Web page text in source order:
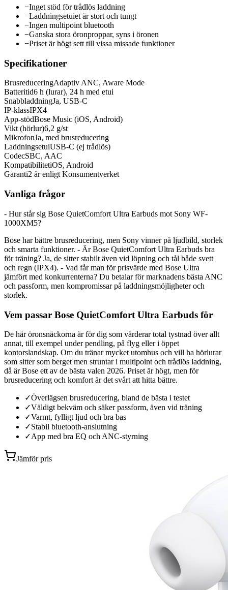
−Inget stöd för trådlös laddning
−Laddningsetuiet är stort och tungt
−Ingen multipoint bluetooth
−Ganska stora öronproppar, syns i öronen
−Priset är högt sett till vissa missade funktioner
Specifikationer
BrusreduceringAdaptiv ANC, Aware Mode
Batteritid6 h (lurar), 24 h med etui
SnabbladdningJa, USB-C
IP-klassIPX4
App-stödBose Music (iOS, Android)
Vikt (hörlur)6,2 g/st
MikrofonJa, med brusreducering
LaddningsetuiUSB-C (ej trådlös)
CodecSBC, AAC
KompatibilitetiOS, Android
Garanti2 år enligt Konsumentverket
Vanliga frågor
- Hur står sig Bose QuietComfort Ultra Earbuds mot Sony WF-
1000XM5?
Bose har bättre brusreducering, men Sony vinner på ljudbild, storlek
och smarta funktioner. - Är Bose QuietComfort Ultra Earbuds bra
för träning? Ja, de sitter stabilt även vid löpning och tål både svett
och regn (IPX4). - Vad får man för prisvärde med Bose Ultra
jämfört med konkurrenterna? Du betalar för marknadens bästa ANC
och passform, men kompromissar på laddningsmöjligheter och
storlek.
Vem passar Bose QuietComfort Ultra Earbuds för
De här öronsnäckorna är för dig som värderar total tystnad över allt
annat, till exempel under pendling, på flyg eller i öppet
kontorslandskap. Om du tränar mycket utomhus och vill ha hörlurar
som sitter som berget men struntar i multipoint och trådlös laddning,
då är Bose ett av de bästa valen 2026. Priset är högt, men för
brusreducering och komfort är det svårt att hitta bättre.
✓Överlägsen brusreducering, bland de bästa i testet
✓Väldigt bekväm och säker passform, även vid träning
✓Varmt, fylligt ljud och bra bas
✓Stabil bluetooth-anslutning
✓App med bra EQ och ANC-styrning
Jämför pris